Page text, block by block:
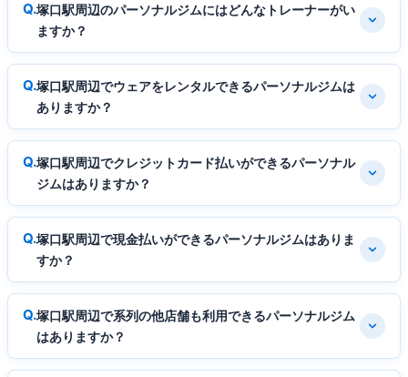
塚口駅周辺のパーソナルジムにはどんなトレーナーがい
ますか？
塚口駅周辺でウェアをレンタルできるパーソナルジムは
ありますか？
塚口駅周辺でクレジットカード払いができるパーソナル
ジムはありますか？
塚口駅周辺で現金払いができるパーソナルジムはありま
すか？
塚口駅周辺で系列の他店舗も利用できるパーソナルジム
はありますか？